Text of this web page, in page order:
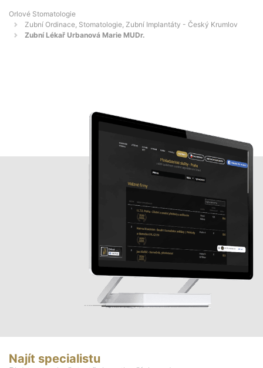
Orlové Stomatologie
Zubní Ordinace, Stomatologie, Zubní Implantáty - Český Krumlov
Zubní Lékař Urbanová Marie MUDr.
Najít specialistu